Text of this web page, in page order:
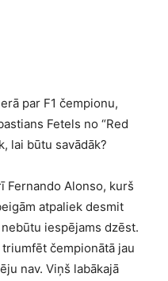
par F1 čempionu,
Fetels no “Red
lai būtu savādāk?
Fernando Alonso, kurš
atpaliek desmit
iespējams dzēst.
čempionātā jau
nav. Viņš labākajā